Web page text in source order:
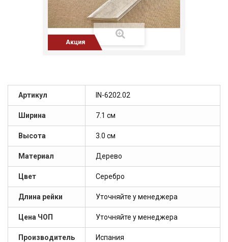
Акция
Артикул IN-6202.02
Ширина 7.1 см
Высота 3.0 см
Материал Дерево
Цвет Серебро
Длина рейки Уточняйте у менеджера
Цена ЧОП Уточняйте у менеджера
Производитель Испания